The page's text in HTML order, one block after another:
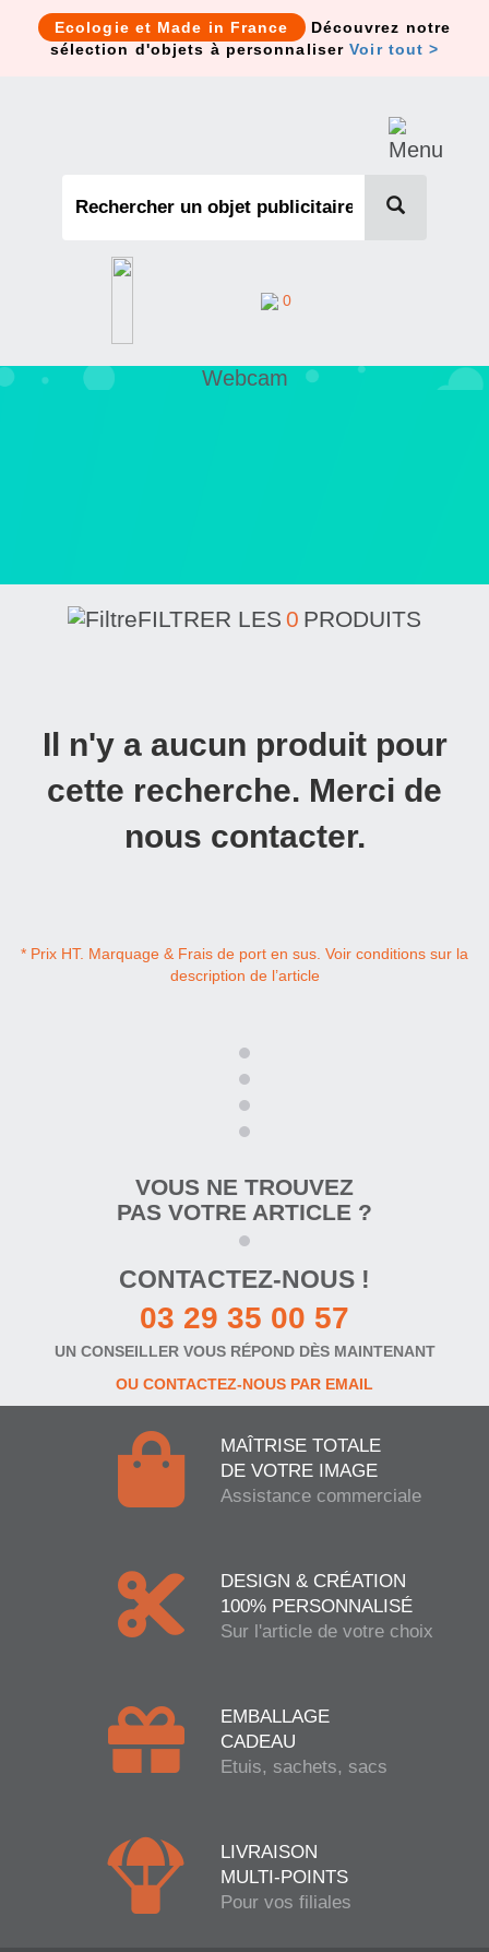
Ecologie et Made in France
Découvrez notre
sélection d'objets à personnaliserVoir tout >
0
Webcam
FILTRER LES 0 PRODUITS
Il n'y a aucun produit pour
cette recherche. Merci de
nous contacter.
* Prix HT. Marquage & Frais de port en sus. Voir conditions sur la
description de l’article
VOUS NE TROUVEZ
PAS VOTRE ARTICLE ?
CONTACTEZ-NOUS !
03 29 35 00 57
UN CONSEILLER VOUS RÉPOND DÈS MAINTENANT
OU CONTACTEZ-NOUS PAR EMAIL
MAÎTRISE TOTALE
DE VOTRE IMAGE
Assistance commerciale
DESIGN & CRÉATION
100% PERSONNALISÉ
Sur l'article de votre choix
EMBALLAGE
CADEAU
Etuis, sachets, sacs
LIVRAISON
MULTI-POINTS
Pour vos filiales
Cookies management panel